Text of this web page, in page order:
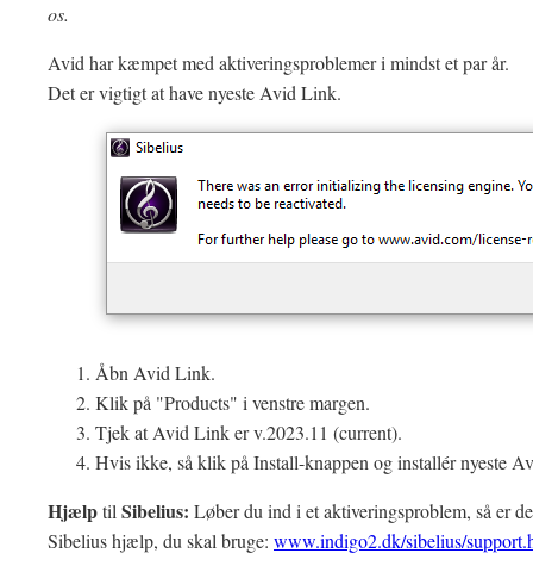
os.
Avid har kæmpet med aktiveringsproblemer i mindst et par år.
Det er vigtigt at have nyeste Avid Link.
Åbn Avid Link.
Klik på "Products" i venstre margen.
Tjek at Avid Link er v.2023.11 (current).
Hvis ikke, så klik på Install-knappen og installér nyeste
HjælptilSibelius: Løber du ind i et aktiveringsproblem, så er
Sibelius hjælp, du skal bruge: www.indigo2.dk/sibelius/